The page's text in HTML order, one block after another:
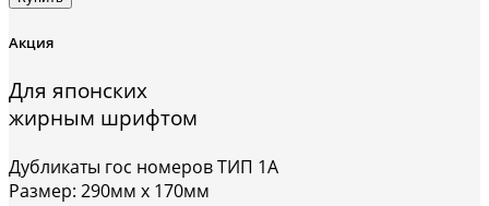
Акция
Для японских
жирным шрифтом
Дубликаты гос номеров ТИП 1А
Размер: 290мм х 170мм